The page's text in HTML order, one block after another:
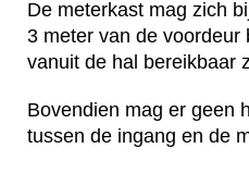
De meterkast mag zich
3 meter van de voordeur
vanuit de hal bereikbaar
Bovendien mag er geen
tussen de ingang en de